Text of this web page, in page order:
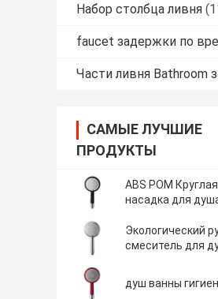
Набор столбца ливня
faucet задержки по
Части ливня Bathroom
САМЫЕ ЛУЧШИЕ
ПРОДУКТЫ
ABS POM
насадка для
Экологический
смеситель для
душ ванны